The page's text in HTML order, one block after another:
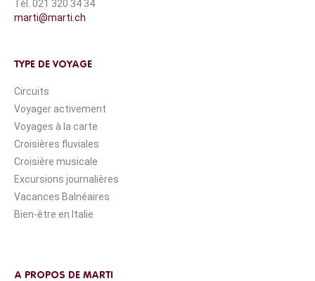
Tél. 021 320 34 34
marti@marti.ch
TYPE DE VOYAGE
Circuits
Voyager activement
Voyages à la carte
Croisières fluviales
Croisière musicale
Excursions journalières
Vacances Balnéaires
Bien-être en Italie
A PROPOS DE MARTI